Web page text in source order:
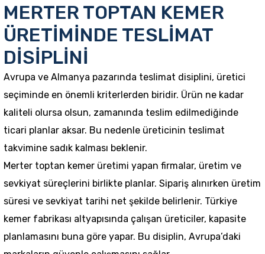
MERTER TOPTAN KEMER
ÜRETİMİNDE TESLİMAT
DİSİPLİNİ
Avrupa ve Almanya pazarında teslimat disiplini, üretici
seçiminde en önemli kriterlerden biridir. Ürün ne kadar
kaliteli olursa olsun, zamanında teslim edilmediğinde
ticari planlar aksar. Bu nedenle üreticinin teslimat
takvimine sadık kalması beklenir.
Merter toptan kemer üretimi yapan firmalar, üretim ve
sevkiyat süreçlerini birlikte planlar. Sipariş alınırken üretim
süresi ve sevkiyat tarihi net şekilde belirlenir. Türkiye
kemer fabrikası altyapısında çalışan üreticiler, kapasite
planlamasını buna göre yapar. Bu disiplin, Avrupa’daki